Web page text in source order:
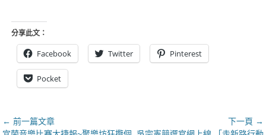
分享此文：
Facebook Twitter Pinterest
Pocket
文
← 前一篇文章
上
下一頁 →
下